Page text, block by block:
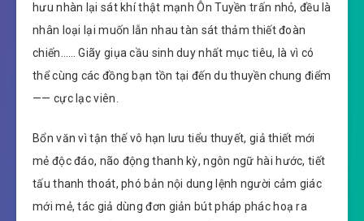
hưu nhàn lại sát khí thật mạnh Ôn Tuyền trấn nhỏ, đều là
nhân loại lại muốn lẫn nhau tàn sát thảm thiết đoàn
chiến…… Giãy giụa cầu sinh duy nhất mục tiêu, là vì có
thể cùng các đồng bạn tồn tại đến du thuyền chung điểm
—— cực lạc viên.
Bổn văn vì tận thế vô hạn lưu tiểu thuyết, giả thiết mới
mẻ độc đáo, não động thanh kỳ, ngôn ngữ hài hước, tiết
tấu thanh thoát, phó bản nội dung lệnh người cảm giác
mới mẻ, tác giả dùng đơn giản bút pháp phác hoạ ra